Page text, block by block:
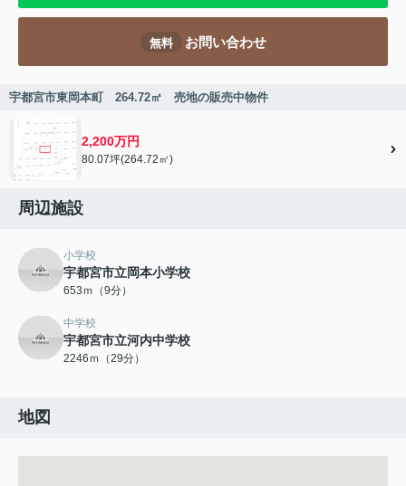
無料 お問い合わせ
宇都宮市東岡本町 264.72㎡ 売地の販売中物件
2,200万円
80.07坪(264.72㎡)
周辺施設
小学校
宇都宮市立岡本小学校
653ｍ（9分）
中学校
宇都宮市立河内中学校
2246ｍ（29分）
地図